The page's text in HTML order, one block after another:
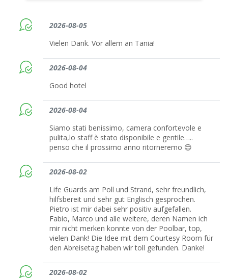
2026-08-05
Vielen Dank. Vor allem an Tania!
2026-08-04
Good hotel
2026-08-04
Siamo stati benissimo, camera confortevole e
pulita,lo staff è stato disponibile e gentile…..
penso che il prossimo anno ritorneremo 😊
2026-08-02
Life Guards am Poll und Strand, sehr freundlich,
hilfsbereit und sehr gut Englisch gesprochen.
Pietro ist mir dabei sehr positiv aufgefallen.
Fabio, Marco und alle weitere, deren Namen ich
mir nicht merken konnte von der Poolbar, top,
vielen Dank! Die Idee mit dem Courtesy Room für
den Abreisetag haben wir toll gefunden. Danke!
2026-08-02